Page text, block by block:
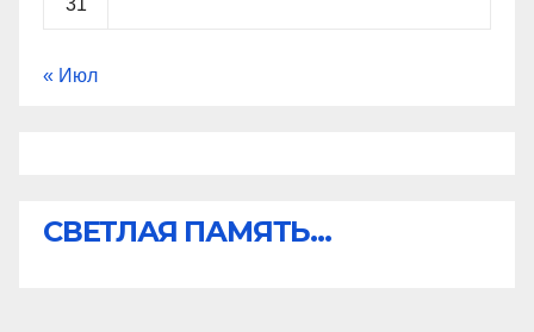
31
« Июл
СВЕТЛАЯ ПАМЯТЬ...